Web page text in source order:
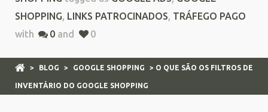
SHOPPING, LINKS PATROCINADOS, TRÁFEGO PAGO
with
0 and 0
> BLOG > GOOGLE SHOPPING > O QUE SÃO OS FILTROS DE
INVENTÁRIO DO GOOGLE SHOPPING